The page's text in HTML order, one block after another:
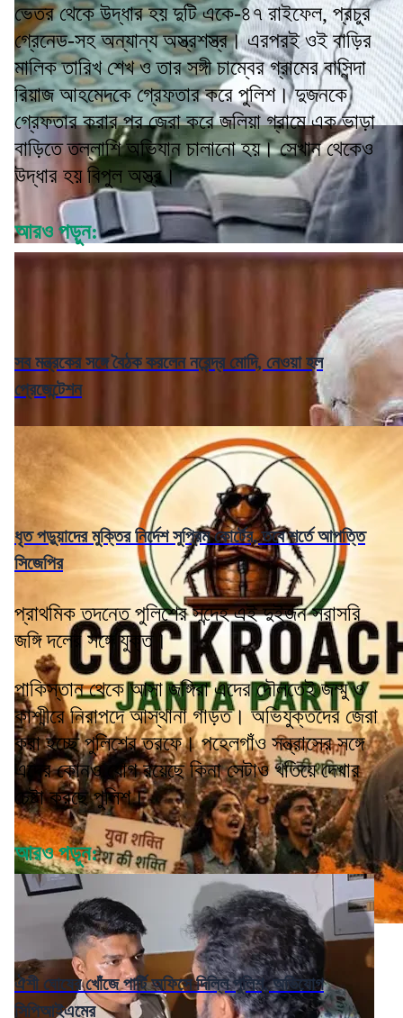
ভেতর থেকে উদ্ধার হয় দুটি একে-৪৭ রাইফেল, প্রচুর
গ্রেনেড-সহ অন্যান্য অস্ত্রশস্ত্র। এরপরই ওই বাড়ির
মালিক তারিখ শেখ ও তার সঙ্গী চাম্বের গ্রামের বাসিন্দা
রিয়াজ আহমেদকে গ্রেফতার করে পুলিশ। দুজনকে
গ্রেফতার করার পর জেরা করে জলিয়া গ্রামে এক ভাড়া
বাড়িতে তল্লাশি অভিযান চালানো হয়। সেখান থেকেও
উদ্ধার হয় বিপুল অস্ত্র।
আরও পড়ুন:
সব মন্ত্রকের সঙ্গে বৈঠক করলেন নরেন্দ্র মোদি, নেওয়া হল
প্রেজেন্টেশন
ধৃত পড়ুয়াদের মুক্তির নির্দেশ সুপ্রিম কোর্টের, তবে শর্তে আপত্তি
সিজেপির
প্রাথমিক তদন্তে পুলিশের সন্দেহ এই দুইজন সরাসরি
জঙ্গি দলের সঙ্গে যুক্ত।
পাকিস্তান থেকে আসা জঙ্গিরা এদের দৌলতেই জম্মু ও
কাশ্মীরে নিরাপদে আস্থানা গাড়ত। অভিযুক্তদের জেরা
করা হচ্ছে পুলিশের তরফে। পহেলগাঁও সন্ত্রাসের সঙ্গে
এদের কোনও যোগ রয়েছে কিনা সেটাও খতিয়ে দেখার
চেষ্টা করছে পুলিশ।
আরও পড়ুন:
ঐশী ঘোষের খোঁজে পার্টি অফিসে দিল্লি পুলিশ, অভিযোগ
সিপিআইএমের